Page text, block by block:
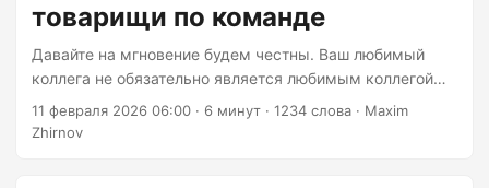
как цель — это метрика тщеславия, и погоня за ней —
один из самых быстрых способов саботировать вашу
кодовую базу, сохраняя иллюзию качества....
товарищи по команде
Давайте на мгновение будем честны. Ваш любимый
коллега не обязательно является любимым коллегой
при проверке вашего кода. Тот старший разработчик,
который утвердил ваш пул реквест в 17:50 в пятницу?
11 февраля 2026 06:00 · 6 минут · 1234 слова · Maxim
Zhirnov